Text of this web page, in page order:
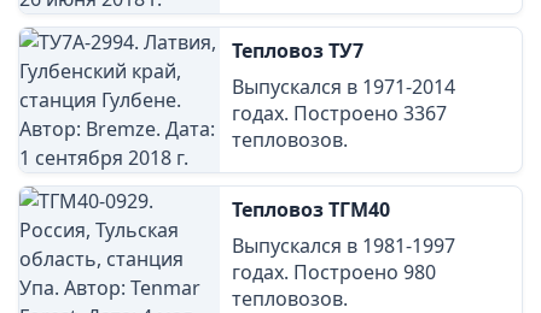
Тепловоз ТУ7
Выпускался в 1971-2014
годах. Построено 3367
тепловозов.
Тепловоз ТГМ40
Выпускался в 1981-1997
годах. Построено 980
тепловозов.